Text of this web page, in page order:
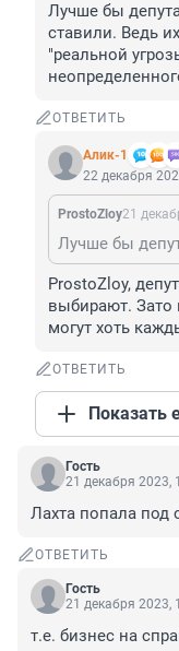
Лучше бы
ставили. Ведь
"реальной
ОТВЕТИТЬ
Алик-1
22 декабря
ProstoZloy21
ProstoZloy,
выбирают. Зато
могут хоть
ОТВЕТИТЬ
Показать
Гость
21 декабря 2023,
Лахта попала под
ОТВЕТИТЬ
Гость
21 декабря 2023,
т.е. бизнес на